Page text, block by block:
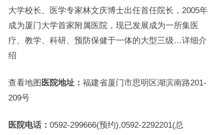
大学校长、医学专家林文庆博士出任首任院长，2005年
成为厦门大学首家附属医院，现已发展成为一所集医
疗、教学、科研、预防保健于一体的大型三级…详细介
绍
查看地图 医院地址： 福建省厦门市思明区湖滨南路201-
209号
医院电话： 0592-299666(预约),0592-2292201(总